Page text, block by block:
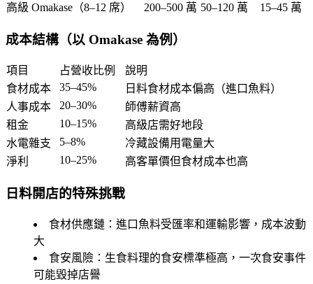
高級 Omakase（8–12 席）
200–500 萬 50–120 萬 15–45 萬
成本結構（以 Omakase 為例）
項目 占營收比例
說明
食材成本
35–45%
日料食材成本偏高（進口魚料）
人事成本
20–30%
師傅薪資高
租金
10–15%
高級店需好地段
水電雜支
5–8%
冷藏設備用電量大
淨利
10–25% 高客單價但食材成本也高
日料開店的特殊挑戰
食材供應鏈 ：進口魚料受匯率和運輸影響，成本波動
大
食安風險 ：生食料理的食安標準極高，一次食安事件
可能毀掉店譽